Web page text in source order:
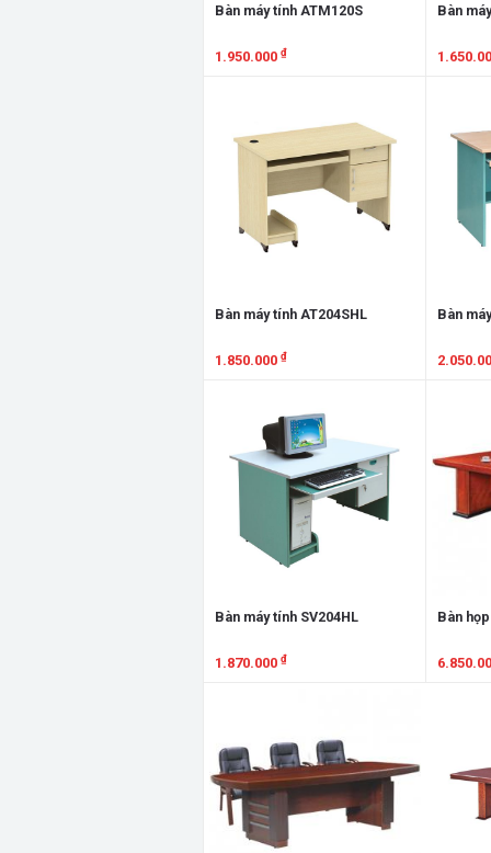
Bàn máy tính ATM120S
1.950.000 ₫
Bàn
Bàn máy tính AT204SHL
1.850.000 ₫
Bàn
Bàn máy tính SV204HL
1.870.000 ₫
Bàn